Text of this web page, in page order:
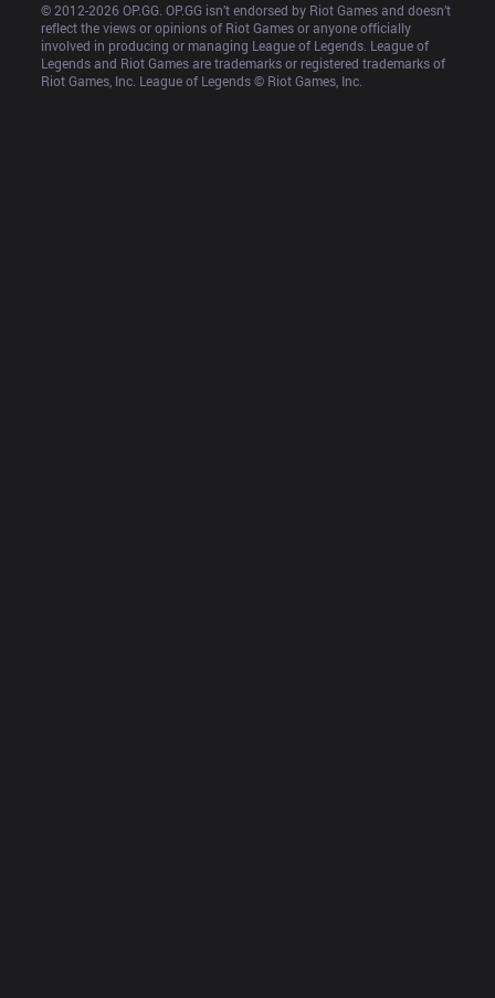
© 2012-2026 OP.GG. OP.GG isn’t endorsed by Riot Games and doesn’t
reflect the views or opinions of Riot Games or anyone officially
involved in producing or managing League of Legends. League of
Legends and Riot Games are trademarks or registered trademarks of
Riot Games, Inc. League of Legends © Riot Games, Inc.